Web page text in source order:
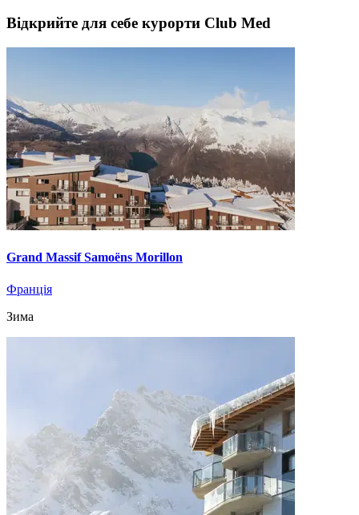
Відкрийте для себе курорти Club Med
Grand Massif Samoëns Morillon
Франція
Зима